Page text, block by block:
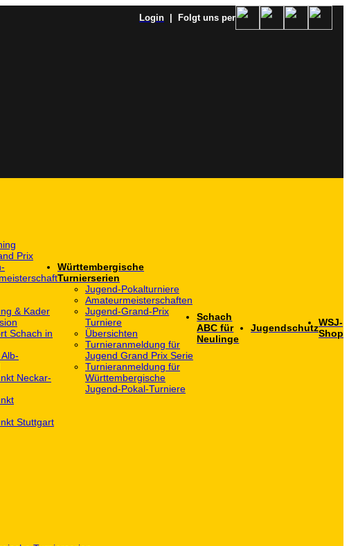
Login | Folgt uns per
Prix
& Kader
Schach in
Neckar-
Stuttgart
Württembergische
Turnierserien
Jugend-Pokalturniere
Amateurmeisterschaften
Jugend-Grand-Prix
Turniere
Übersichten
Turnieranmeldung für
Jugend Grand Prix Serie
Turnieranmeldung für
Württembergische
Jugend-Pokal-Turniere
Schach
ABC für
Neulinge
JugendschutzWSJ-
Shop